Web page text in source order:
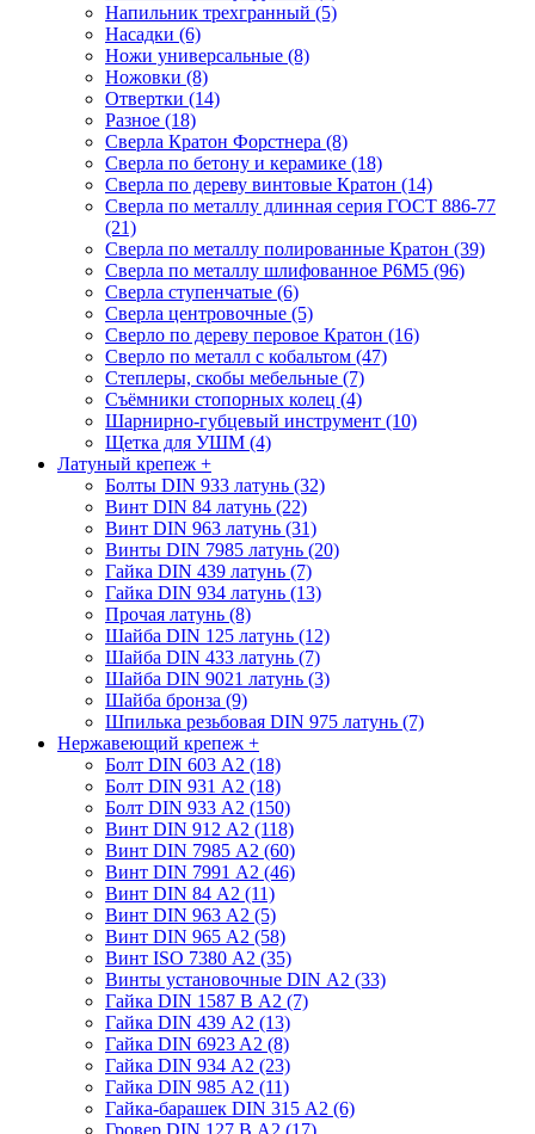
Напильник трехгранный (5)
Насадки (6)
Ножи универсальные (8)
Ножовки (8)
Отвертки (14)
Разное (18)
Сверла Кратон Форстнера (8)
Сверла по бетону и керамике (18)
Сверла по дереву винтовые Кратон (14)
Сверла по металлу длинная серия ГОСТ 886-77
(21)
Сверла по металлу полированные Кратон (39)
Сверла по металлу шлифованное Р6М5 (96)
Сверла ступенчатые (6)
Сверла центровочные (5)
Сверло по дереву перовое Кратон (16)
Сверло по металл с кобальтом (47)
Степлеры, скобы мебельные (7)
Съёмники стопорных колец (4)
Шарнирно-губцевый инструмент (10)
Щетка для УШМ (4)
Латуный крепеж +
Болты DIN 933 латунь (32)
Винт DIN 84 латунь (22)
Винт DIN 963 латунь (31)
Винты DIN 7985 латунь (20)
Гайка DIN 439 латунь (7)
Гайка DIN 934 латунь (13)
Прочая латунь (8)
Шайба DIN 125 латунь (12)
Шайба DIN 433 латунь (7)
Шайба DIN 9021 латунь (3)
Шайба бронза (9)
Шпилька резьбовая DIN 975 латунь (7)
Нержавеющий крепеж +
Болт DIN 603 А2 (18)
Болт DIN 931 А2 (18)
Болт DIN 933 А2 (150)
Винт DIN 912 А2 (118)
Винт DIN 7985 А2 (60)
Винт DIN 7991 А2 (46)
Винт DIN 84 А2 (11)
Винт DIN 963 А2 (5)
Винт DIN 965 А2 (58)
Винт ISO 7380 А2 (35)
Винты установочные DIN А2 (33)
Гайка DIN 1587 В А2 (7)
Гайка DIN 439 А2 (13)
Гайка DIN 6923 A2 (8)
Гайка DIN 934 А2 (23)
Гайка DIN 985 А2 (11)
Гайка-барашек DIN 315 А2 (6)
Гровер DIN 127 В А2 (17)